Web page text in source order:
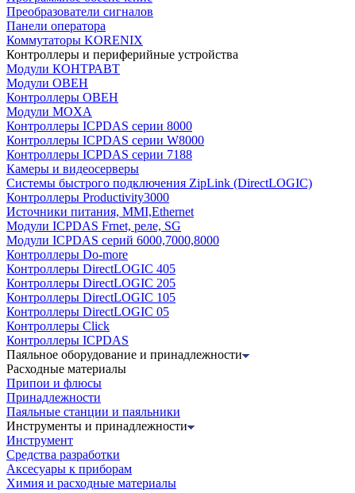
Преобразователи сигналов
Панели оператора
Коммутаторы KORENIX
Контроллеры и периферийные устройства
Модули КОНТРАВТ
Модули ОВЕН
Контроллеры ОВЕН
Модули MOXA
Контроллеры ICPDAS серии 8000
Контроллеры ICPDAS серии W8000
Контроллеры ICPDAS серии 7188
Камеры и видеосерверы
Системы быстрого подключения ZipLink (DirectLOGIC)
Контроллеры Productivity3000
Источники питания, MMI,Ethernet
Модули ICPDAS Frnet, реле, SG
Модули ICPDAS серий 6000,7000,8000
Контроллеры Do-more
Контроллеры DirectLOGIC 405
Контроллеры DirectLOGIC 205
Контроллеры DirectLOGIC 105
Контроллеры DirectLOGIC 05
Контроллеры Click
Контроллеры ICPDAS
Паяльное оборудование и принадлежности
Расходные материалы
Припои и флюсы
Принадлежности
Паяльные станции и паяльники
Инструменты и принадлежности
Инструмент
Средства разработки
Аксесуары к приборам
Химия и расходные материалы